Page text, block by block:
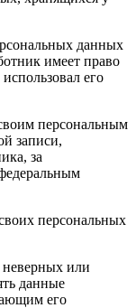
данных
имеет право
его
персональным
записи,
за
персональных
неверных или
данные
его